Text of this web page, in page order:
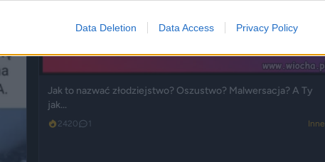
Data Deletion Data Access Privacy Policy
Jak to nazwać złodziejstwo? Oszustwo? Malwersacja? A Ty
jak...
2420 1 Inne